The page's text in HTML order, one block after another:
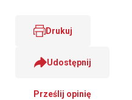
Drukuj
Udostępnij
Prześlij opinię